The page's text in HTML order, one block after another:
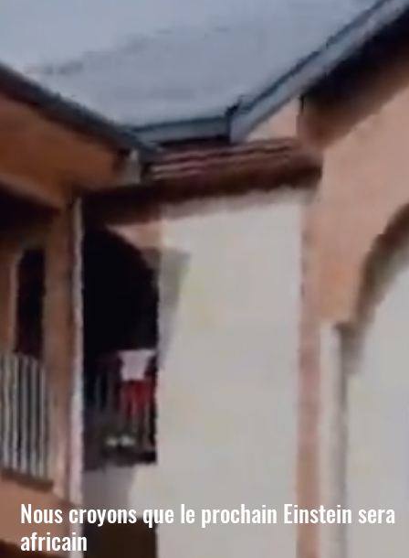
Nous croyons que le prochain Einstein sera
africain